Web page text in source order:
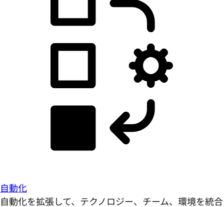
自動化
自動化を拡張して、テクノロジー、チーム、環境を統合